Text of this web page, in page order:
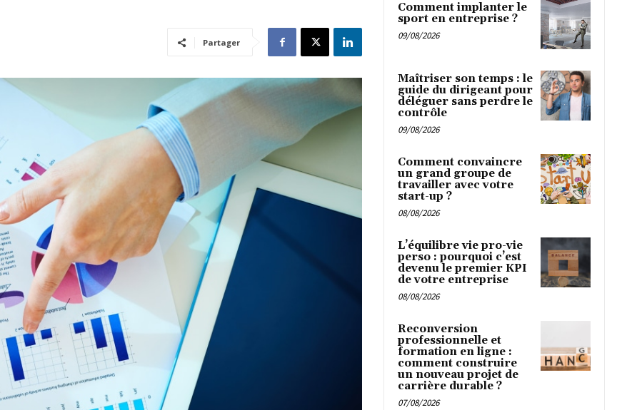
Partager
Comment implanter le
sport en entreprise ?
09/08/2026
Maîtriser son temps : le
guide du dirigeant pour
déléguer sans perdre le
contrôle
09/08/2026
Comment convaincre
un grand groupe de
travailler avec votre
start-up ?
08/08/2026
L’équilibre vie pro-vie
perso : pourquoi c’est
devenu le premier KPI
de votre entreprise
08/08/2026
Reconversion
professionnelle et
formation en ligne :
comment construire
un nouveau projet de
carrière durable ?
07/08/2026